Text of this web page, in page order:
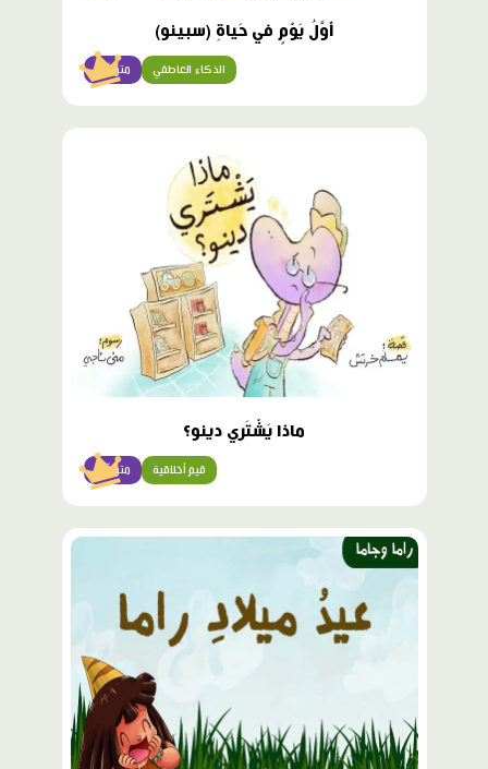
أَوَّلُ يَوْمٍ في حَياةِ (سبينو)
متوسّط الذكاء العاطفي
ماذا يَشْتَري دينو؟
متوسّط قيم أخلاقية
محتوى
مميّز